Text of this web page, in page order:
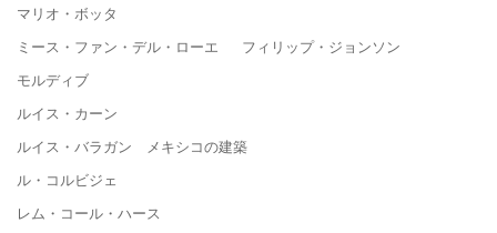
マリオ・ボッタ
ミース・ファン・デル・ローエ フィリップ・ジョンソン
モルディブ
ルイス・カーン
ルイス・バラガン メキシコの建築
ル・コルビジェ
レム・コール・ハース